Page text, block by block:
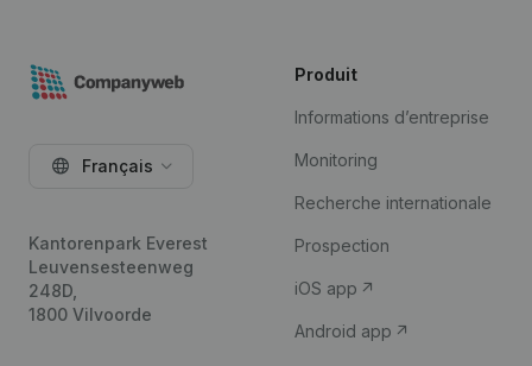
Français
Kantorenpark Everest
Leuvensesteenweg
248D,
1800 Vilvoorde
Produit
Informations d’entreprise
Monitoring
Recherche internationale
Prospection
iOS app
Android app